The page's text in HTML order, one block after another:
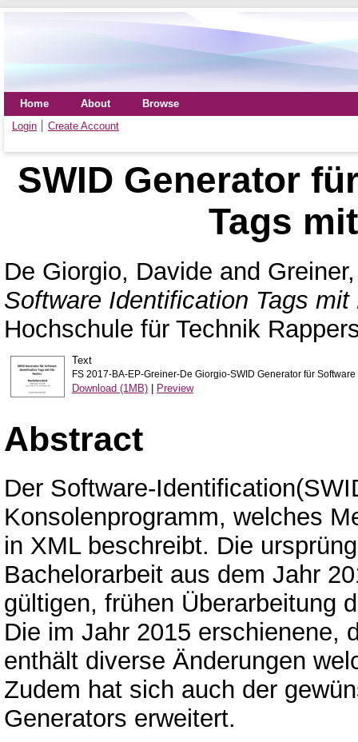
Home About
Browse
Login
Create Account
SWID Generator
Tags
De Giorgio, Davide and
Software Identification Tags
Hochschule für Technik
Text
FS 2017-BA-EP-Greiner-De Giorgio-SWID Generator für
Download (1MB)| Preview
Abstract
Der Software-
Konsolenprogramm, welches
in XML beschreibt. Die
Bachelorarbeit aus dem Jahr
gültigen, frühen Überarbeitung
Die im Jahr 2015 erschienene,
enthält diverse Änderungen
Zudem hat sich auch der
Generators erweitert.